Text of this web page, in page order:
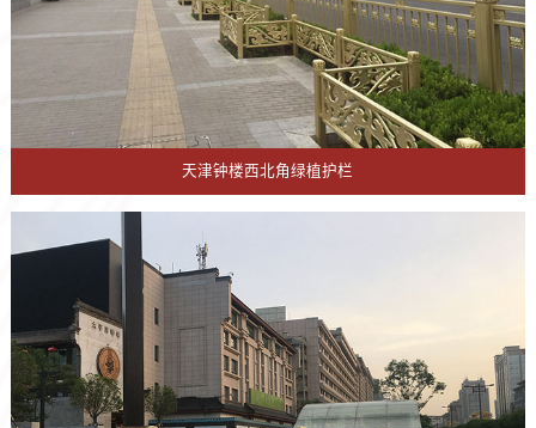
天津钟楼西北角绿植护栏